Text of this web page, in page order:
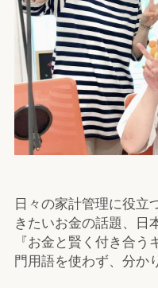
日々の家計管理に役立
きたいお金の話題、日
『お金と賢く付き合
門用語を使わず、分か